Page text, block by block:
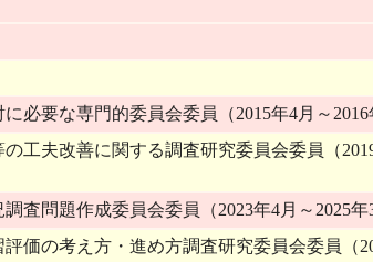
要な専門的委員会委員（2015年4月～2016
工夫改善に関する調査研究委員会委員（
問題作成委員会委員（2023年4月～2025年3
価の考え方・進め方調査研究委員会委員（